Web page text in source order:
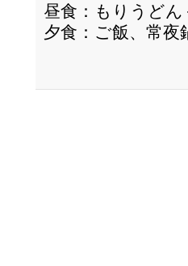
昼食：もりうど
夕食：ご飯、常夜